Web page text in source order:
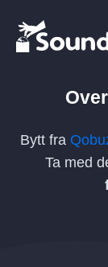
Bytt fra
Ta med